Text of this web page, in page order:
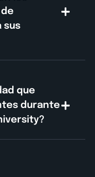
sus
que
durante